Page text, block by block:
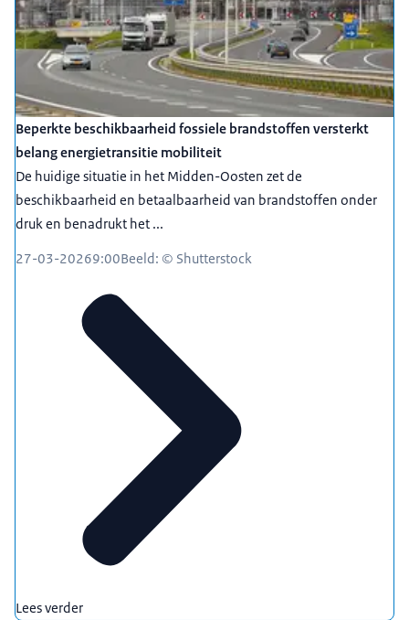
Beperkte beschikbaarheid fossiele brandstoffen versterkt
belang energietransitie mobiliteit
De huidige situatie in het Midden-Oosten zet de
beschikbaarheid en betaalbaarheid van brandstoffen onder
druk en benadrukt het ...
27-03-20269:00Beeld: © Shutterstock
Lees verder